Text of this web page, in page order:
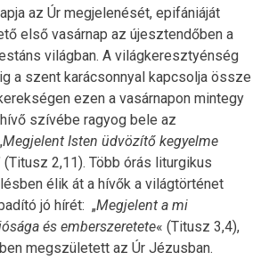
az Úr megjelenését, epifániáját
első vasárnap az újesztendőben a
világban. A világkeresztyénség
a szent karácsonnyal kapcsolja össze
ezen a vasárnapon mintegy
szívébe ragyog bele az
Megjelent Isten üdvözítő kegyelme
(Titusz 2,11). Több órás liturgikus
élik át a hívők a világtörténet
jó hírét: „Megjelent a mi
és emberszeretete« (Titusz 3,4),
megszületett az Úr Jézusban.